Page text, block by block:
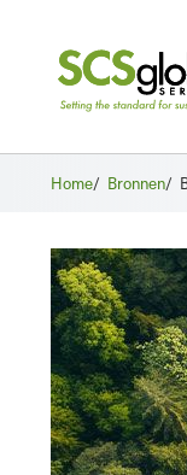
Home/ Bronnen/